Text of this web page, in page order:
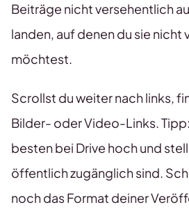
Beiträge nicht versehentlich
landen, auf denen du sie
möchtest.
Scrollst du weiter nach links,
Bilder- oder Video-Links.
besten bei Drive hoch und
öffentlich zugänglich sind.
noch das Format deiner